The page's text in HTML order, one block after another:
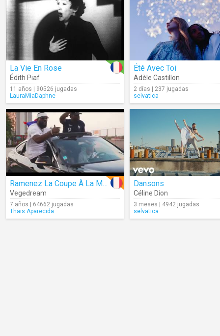
La Vie En Rose
Édith Piaf
11 años | 90526 jugadas
LauraMiaDaphne
Été Avec Toi
Adèle Castillon
2 días | 237 jugadas
selvatica
Ramenez La Coupe À La Maison
Vegedream
7 años | 64662 jugadas
Thais.Aparecida
Dansons
Céline Dion
3 meses | 4942 jugadas
selvatica